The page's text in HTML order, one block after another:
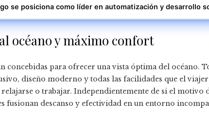
se posiciona como líder en automatización y desarrollo
océano y máximo confort
concebidas para ofrecer una vista óptima del océano.
diseño moderno y todas las facilidades que el
o trabajar. Independientemente de si el motivo
fusionan descanso y efectividad en un entorno